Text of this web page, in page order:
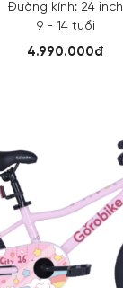
Đường kính: 24 inch
9 - 14 tuổi
4.990.000đ